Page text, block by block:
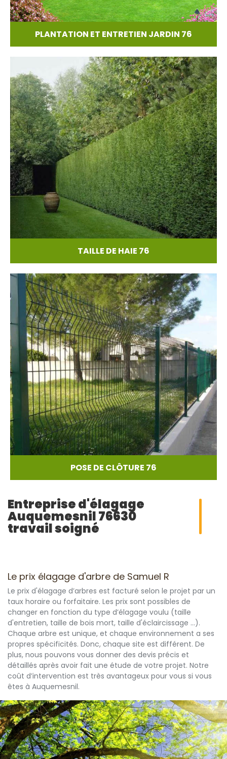
PLANTATION ET ENTRETIEN JARDIN 76
TAILLE DE HAIE 76
POSE DE CLÔTURE 76
Entreprise d'élagage
Auquemesnil 76630
travail soigné
Le prix élagage d'arbre de Samuel R
Le prix d'élagage d’arbres est facturé selon le projet par un
taux horaire ou forfaitaire. Les prix sont possibles de
changer en fonction du type d’élagage voulu (taille
d'entretien, taille de bois mort, taille d'éclaircissage ...).
Chaque arbre est unique, et chaque environnement a ses
propres spécificités. Donc, chaque site est différent. De
plus, nous pouvons vous donner des devis précis et
détaillés après avoir fait une étude de votre projet. Notre
coût d’intervention est très avantageux pour vous si vous
êtes à Auquemesnil.